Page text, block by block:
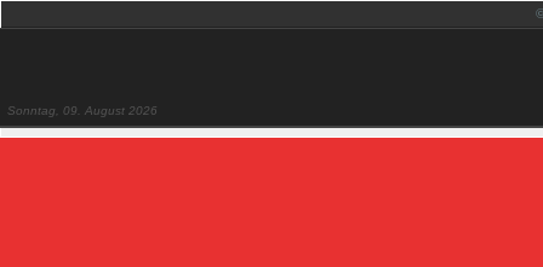
Sonntag, 09. August 2026